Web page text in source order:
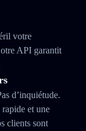
votre
API garantit
d’inquiétude.
et une
clients sont